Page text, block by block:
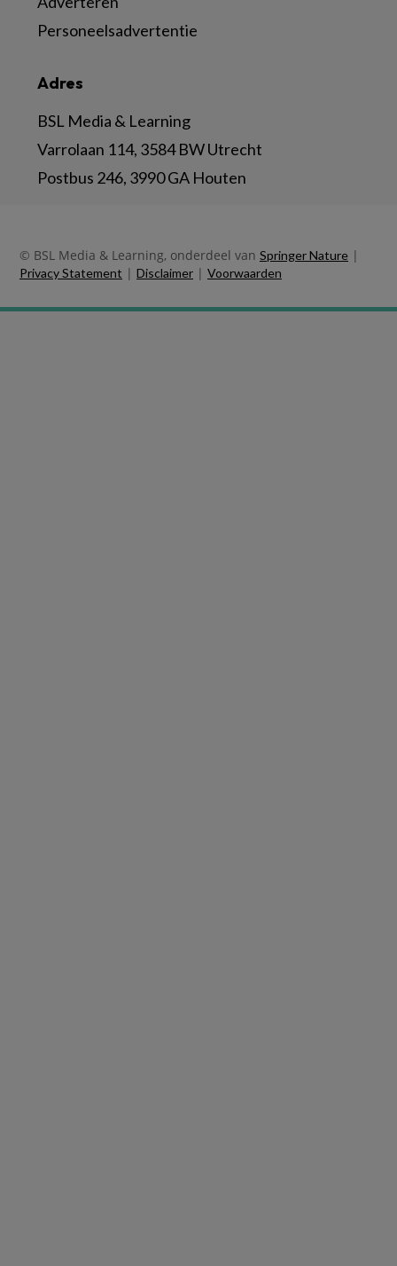
Adres
BSL Media & Learning
Varrolaan 114, 3584 BW Utrecht
Postbus 246, 3990 GA Houten
Personeelsadvertentie
© BSL Media & Learning, onderdeel van Springer Nature |
Privacy Statement | Disclaimer | Voorwaarden